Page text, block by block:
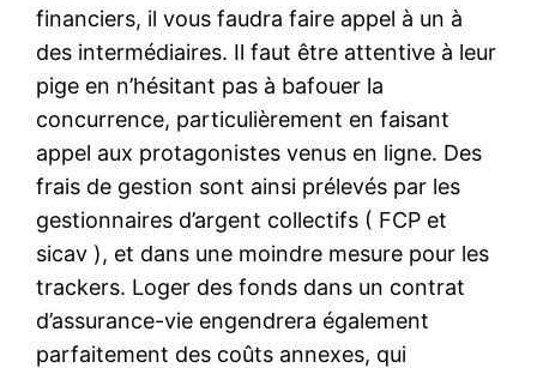
financiers, il vous faudra faire appel à un à
des intermédiaires. Il faut être attentive à leur
pige en n’hésitant pas à bafouer la
concurrence, particulièrement en faisant
appel aux protagonistes venus en ligne. Des
frais de gestion sont ainsi prélevés par les
gestionnaires d’argent collectifs ( FCP et
sicav ), et dans une moindre mesure pour les
trackers. Loger des fonds dans un contrat
d’assurance-vie engendrera également
parfaitement des coûts annexes, qui